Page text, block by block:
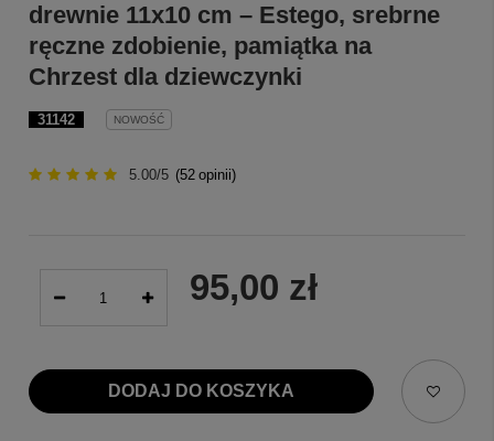
31142 NOWOŚĆ
drewnie 11x10 cm – Estego, srebrne
ręczne zdobienie, pamiątka na
Chrzest dla dziewczynki
5.00/5 (52 opinii)
95,00 zł
DODAJ DO KOSZYKA